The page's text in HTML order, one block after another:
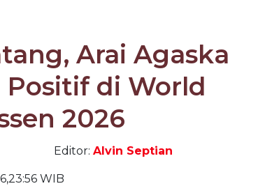
Arai Agaska
Positif di World
2026
Editor: Alvin Septian
WIB